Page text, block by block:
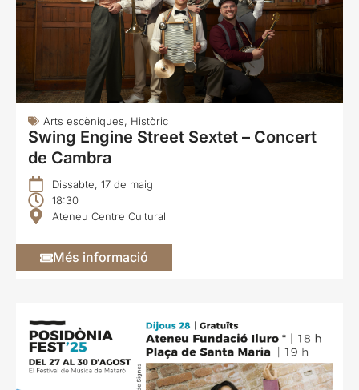
Arts escèniques, Històric
Swing Engine Street Sextet – Concert
de Cambra
Dissabte, 17 de maig
18:30
Ateneu Centre Cultural
Més informació